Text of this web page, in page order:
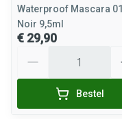
Waterproof Mascara 01
Noir 9,5ml
€ 29,90
Bestel